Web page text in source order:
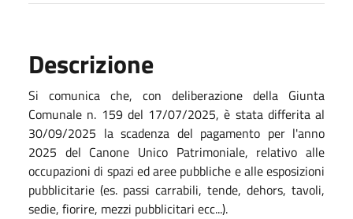
Descrizione
Si comunica che, con deliberazione della Giunta
Comunale n. 159 del 17/07/2025, è stata differita al
30/09/2025 la scadenza del pagamento per l'anno
2025 del Canone Unico Patrimoniale, relativo alle
occupazioni di spazi ed aree pubbliche e alle esposizioni
pubblicitarie (es. passi carrabili, tende, dehors, tavoli,
sedie, fiorire, mezzi pubblicitari ecc...).